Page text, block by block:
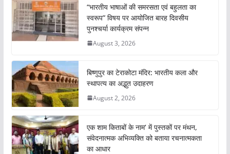
“भारतीय भाषाओं की समरसता एवं बहुलता का
स्वरूप” विषय पर आयोजित बारह दिवसीय
पुनश्चर्या कार्यक्रम संपन्न
August 3, 2026
बिष्णुपुर का टेराकोटा मंदिर: भारतीय कला और
स्थापत्य का अद्भुत उदाहरण
August 2, 2026
एक शाम किताबों के नाम’ में पुस्तकों पर मंथन,
संवेदनात्मक अभिव्यक्ति को बताया रचनात्मकता
का आधार